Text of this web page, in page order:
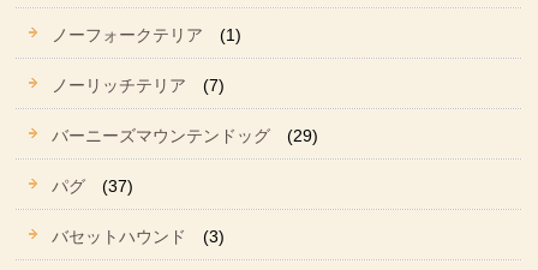
ノーフォークテリア (1)
ノーリッチテリア (7)
バーニーズマウンテンドッグ (29)
パグ (37)
バセットハウンド (3)